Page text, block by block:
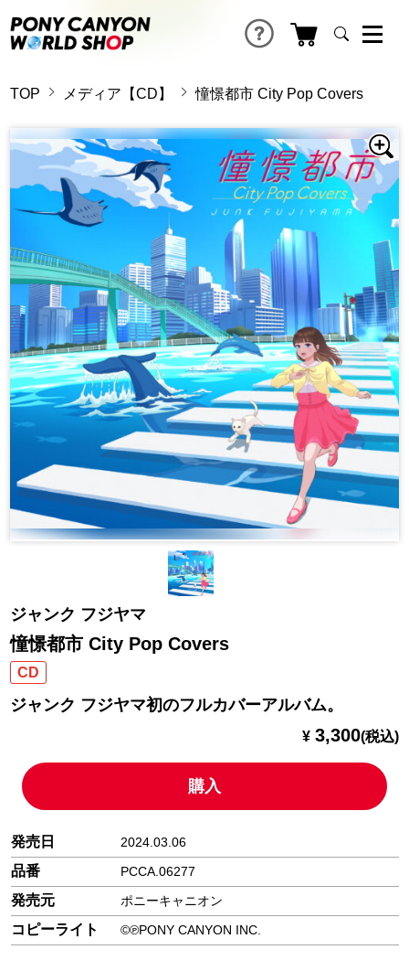
TOP メディア【CD】 憧憬都市 City Pop Covers
ジャンク フジヤマ
憧憬都市 City Pop Covers
CD
ジャンク フジヤマ初のフルカバーアルバム。
¥ 3,300(税込)
購入
発売日 2024.03.06
品番 PCCA.06277
発売元 ポニーキャニオン
コピーライト ©℗PONY CANYON INC.